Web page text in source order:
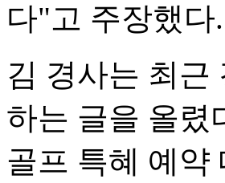
다"고 주장했다.
김 경사는 최근
하는 글을 올렸
골프 특혜 예약